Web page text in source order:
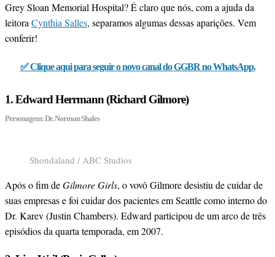
Grey Sloan Memorial Hospital? É claro que nós, com a ajuda da
leitoraCynthia Salles, separamos algumas dessas aparições. Vem
conferir!
✅ Clique aqui para seguir o novo canal do GGBR no WhatsApp.
1. Edward Herrmann (Richard Gilmore)
Personagem: Dr. Norman Shales
Shondaland / ABC Studios
Após o fim deGilmore Girls, o vovô Gilmore desistiu de cuidar de
suas empresas e foi cuidar dos pacientes em Seattle como interno do
Dr. Karev (Justin Chambers). Edward participou de um arco de três
episódios da quarta temporada, em 2007.